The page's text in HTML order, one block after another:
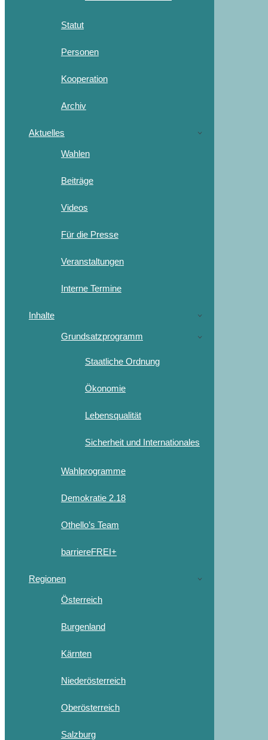
Statut
Personen
Kooperation
Archiv
Aktuelles
Wahlen
Beiträge
Videos
Für die Presse
Veranstaltungen
Interne Termine
Inhalte
Grundsatzprogramm
Staatliche Ordnung
Ökonomie
Lebensqualität
Sicherheit und Internationales
Wahlprogramme
Demokratie 2.18
Othello’s Team
barriereFREI+
Regionen
Österreich
Burgenland
Kärnten
Niederösterreich
Oberösterreich
Salzburg